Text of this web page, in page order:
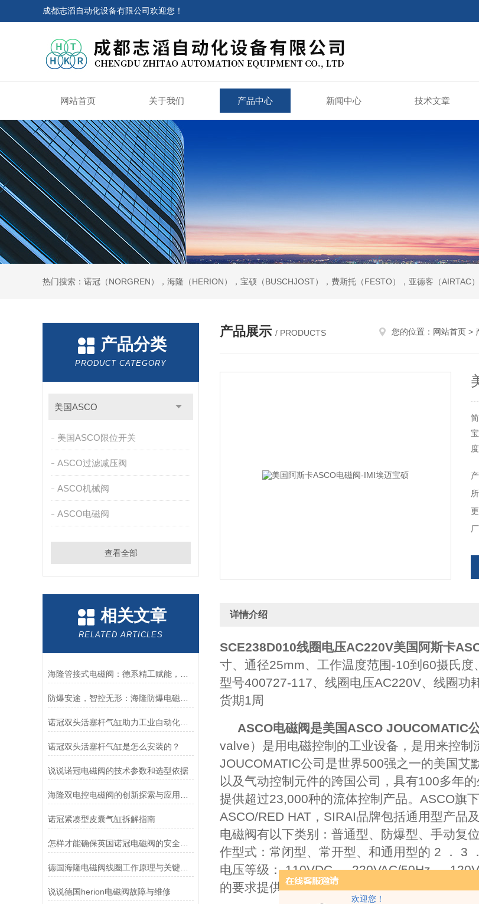
欢迎您！
成都志滔自动化设备有限公司欢迎您！
网站首页 关于我们 产品中心 新闻中心 技术文章
热门搜索：诺冠（NORGREN），海隆（HERION），宝硕（BUSCHJOST），费斯托（FESTO），亚德客（AIRTAC
产品分类
PRODUCT CATEGORY
美国ASCO
美国ASCO限位开关
ASCO过滤减压阀
ASCO机械阀
ASCO电磁阀
查看全部
相关文章
RELATED ARTICLES
防爆安途，智控无形：海隆防爆电磁阀，危险区域的可靠卫士
诺冠双头活塞杆气缸助力工业自动化迈向新高度
诺冠双头活塞杆气缸是怎么安装的？
说说诺冠电磁阀的技术参数和选型依据
诺冠紧凑型皮囊气缸拆解指南
德国海隆电磁阀线圈工作原理与关键作用
说说德国herion电磁阀故障与维修
产品展示 / PRODUCTS 您的位置： 网站首页 >
1
详情介绍
SCE238D010线圈电压AC220V美国阿斯卡
寸、通径25mm、工作温度范围-10到60摄氏
型号400727-117、线圈电压AC220V、线圈功
货期1周
ASCO电磁阀是美国ASCO JOUCOMATIC
valve）是用电磁控制的工业设备，是用来控
JOUCOMATIC公司是世界500强之一的美国艾
以及气动控制元件的跨国公司，具有100多年
提供超过23,000种的流体控制产品。ASCO旗
ASCO/RED HAT，SIRAI品牌包括通用型产品
电磁阀有以下类别：普通型、防爆型、手动复
作型式：常闭型、常开型、和通用型的 2 ． 3
电压等级： 110VDC 、 220VAC/50Hz 、
的要求提供其他电压